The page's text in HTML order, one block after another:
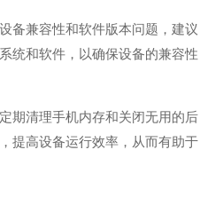
备兼容性和软件版本问题，建议
统和软件，以确保设备的兼容性
期清理手机内存和关闭无用的后
提高设备运行效率，从而有助于